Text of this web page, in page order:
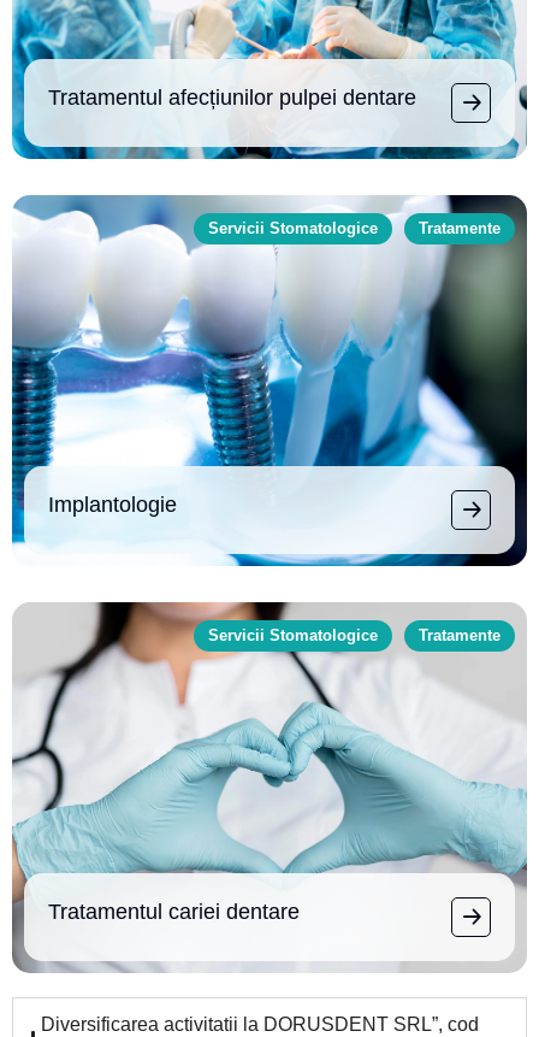
Tratamentul afecțiunilor pulpei dentare
Servicii Stomatologice Tratamente
Implantologie
Servicii Stomatologice Tratamente
Tratamentul cariei dentare
Diversificarea activitatii la DORUSDENT SRL”, cod